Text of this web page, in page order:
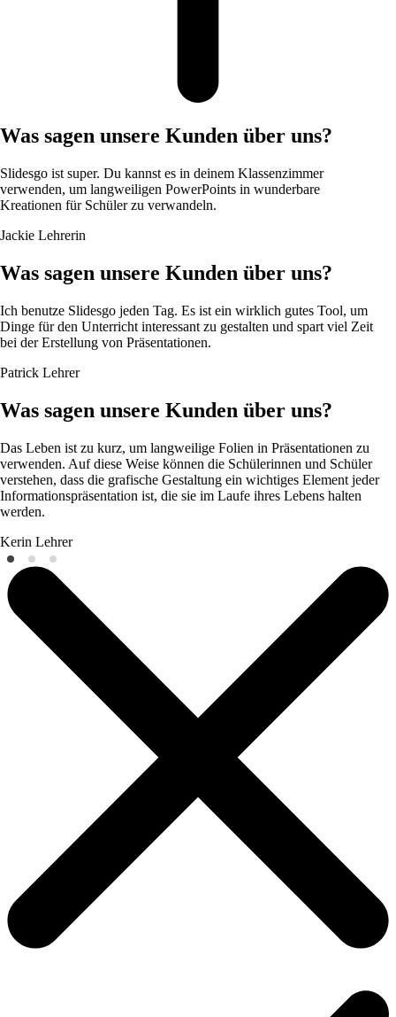
Was sagen unsere Kunden über uns?
Slidesgo ist super. Du kannst es in deinem Klassenzimmer
verwenden, um langweiligen PowerPoints in wunderbare
Kreationen für Schüler zu verwandeln.
Jackie Lehrerin
Was sagen unsere Kunden über uns?
Ich benutze Slidesgo jeden Tag. Es ist ein wirklich gutes Tool, um
Dinge für den Unterricht interessant zu gestalten und spart viel Zeit
bei der Erstellung von Präsentationen.
Patrick Lehrer
Was sagen unsere Kunden über uns?
Das Leben ist zu kurz, um langweilige Folien in Präsentationen zu
verwenden. Auf diese Weise können die Schülerinnen und Schüler
verstehen, dass die grafische Gestaltung ein wichtiges Element jeder
Informationspräsentation ist, die sie im Laufe ihres Lebens halten
werden.
Kerin Lehrer